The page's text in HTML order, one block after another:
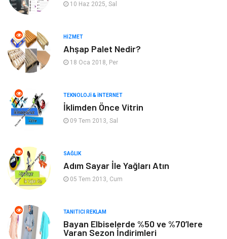
Gıda
Gayrimenkul
Anne & Çocuk
Bilgisayar & Yazılım Keyif & Hobi
Tatil
Ev İşleri Organizasyon
Sigorta Aksesuar
10 Haz 2025, Sal
HIZMET
Ahşap Palet Nedir?
18 Oca 2018, Per
TEKNOLOJI & İNTERNET
İklimden Önce Vitrin
09 Tem 2013, Sal
SAĞLIK
Adım Sayar İle Yağları Atın
05 Tem 2013, Cum
TANITICI REKLAM
Bayan Elbiselerde %50 ve %70’lere
Varan Sezon İndirimleri